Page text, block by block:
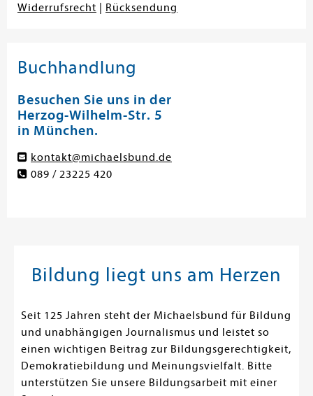
Widerrufsrecht
Rücksendung
Buchhandlung
Besuchen Sie uns in der
Herzog-Wilhelm-Str. 5
in München.
kontakt@michaelsbund.de
089 / 23225 420
Bildung liegt uns am Herzen
Seit 125 Jahren steht der Michaelsbund für Bildung
und unabhängigen Journalismus und leistet so
einen wichtigen Beitrag zur Bildungsgerechtigkeit,
Demokratiebildung und Meinungsvielfalt. Bitte
unterstützen Sie unsere Bildungsarbeit mit einer